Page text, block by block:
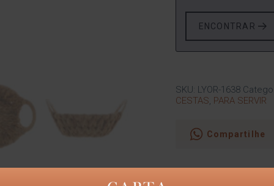
ENCONTRAR
SKU: LYOR-1638
CESTAS PARA SERVIR
Compartilhe